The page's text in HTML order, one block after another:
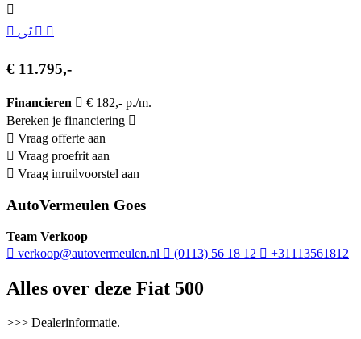
€ 11.795,-
Financieren
€ 182,- p./m.
Bereken je financiering
Vraag offerte aan
Vraag proefrit aan
Vraag inruilvoorstel aan
AutoVermeulen Goes
Team Verkoop
verkoop@autovermeulen.nl
(0113) 56 18 12 +31113561812
Alles over deze Fiat 500
>>> Dealerinformatie.